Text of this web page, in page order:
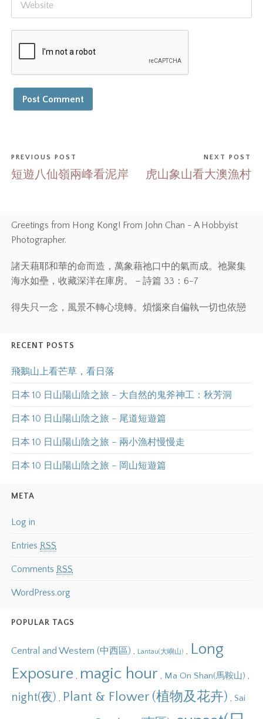
PREVIOUS POST
短遊八仙嶺兩峰看泥岸
NEXT POST
虎山象山看大澳漁村
Greetings from Hong Kong! From John Chan - A Hobbyist
Photographer.
諸天藉耶和華的命而造，萬象藉祂口中的氣而成。祂聚集
海水如壘，收藏深洋在庫房。－詩篇 33：6-7
得失只一念，風景不轉心境轉。煩惱來自偏執一切也依戀
RECENT POSTS
飛鵝山上看芒草，看日落
日本 10 日山陽山陰之旅 – 大自然的鬼斧神工：秋芳洞
日本 10 日山陽山陰之旅 – 尾道短遊篇
日本 10 日山陽山陰之旅 – 兩小漁村慢慢走
日本 10 日山陽山陰之旅 – 岡山短遊篇
META
Log in
Entries RSS
Comments RSS
WordPress.org
POPULAR TAGS
Central and Western (中西區) , Lantau(大嶼山) , Long
Exposure , magic hour , Ma On Shan(馬鞍山) ,
night(夜) , Plant & Flower (植物及花卉) , Sai